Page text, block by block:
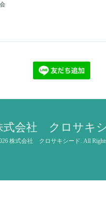
式会社 クロサキ
株式会社 クロサキシード . All